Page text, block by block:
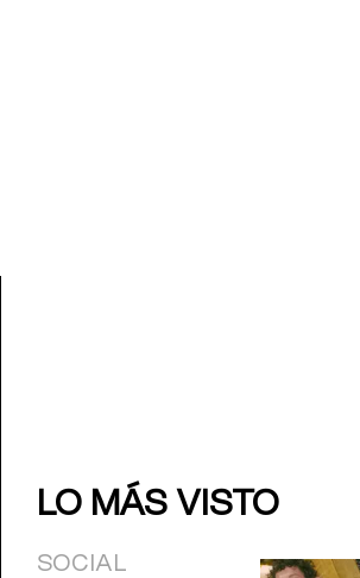
LO MÁS VISTO
SOCIAL